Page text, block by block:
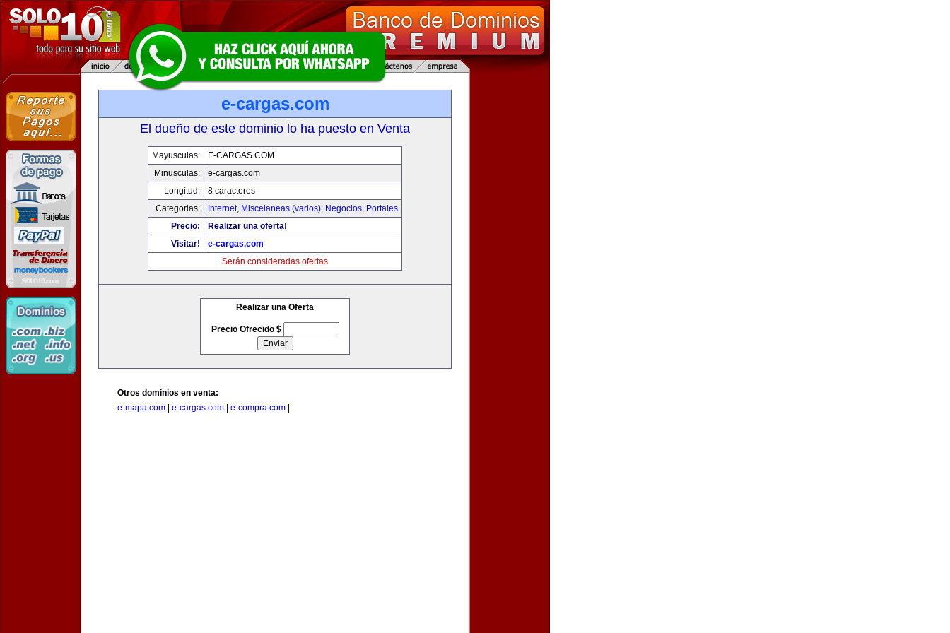
e-cargas.com
El dueño de este dominio lo ha puesto en Venta
Mayusculas:
E-CARGAS.COM
Minusculas:
e-cargas.com
Longitud:
8 caracteres
Categorias:
Internet, Miscelaneas (varios), Negocios, Portales
Precio:
Realizar una oferta!
Visitar!
e-cargas.com
Serán consideradas ofertas
Realizar una Oferta
Precio Ofrecido $
Otros dominios en venta:
e-mapa.com
e-cargas.com e-compra.com